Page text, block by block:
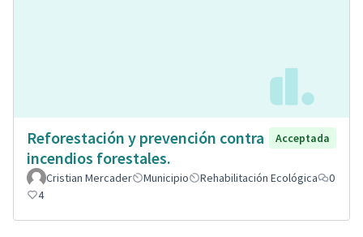
Reforestación y prevención contra
incendios forestales.
Acceptada
Cristian Mercader Municipio Rehabilitación Ecológica
0
4